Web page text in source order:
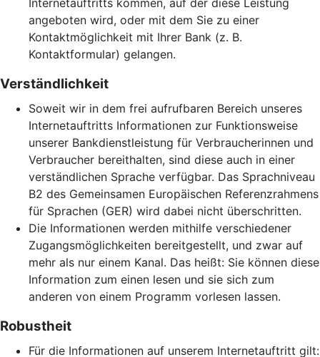
Internetauftritts kommen, auf der diese Leistung
angeboten wird, oder mit dem Sie zu einer
Kontaktmöglichkeit mit Ihrer Bank (z. B.
Kontaktformular) gelangen.
Verständlichkeit
Soweit wir in dem frei aufrufbaren Bereich unseres
Internetauftritts Informationen zur Funktionsweise
unserer Bankdienstleistung für Verbraucherinnen und
Verbraucher bereithalten, sind diese auch in einer
verständlichen Sprache verfügbar. Das Sprachniveau
B2 des Gemeinsamen Europäischen Referenzrahmens
für Sprachen (GER) wird dabei nicht überschritten.
Die Informationen werden mithilfe verschiedener
Zugangsmöglichkeiten bereitgestellt, und zwar auf
mehr als nur einem Kanal. Das heißt: Sie können diese
Information zum einen lesen und sie sich zum
anderen von einem Programm vorlesen lassen.
Robustheit
Für die Informationen auf unserem Internetauftritt gilt: